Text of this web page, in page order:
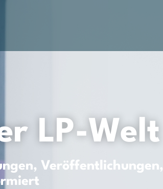
LP-Welt
Veröffentlichungen,